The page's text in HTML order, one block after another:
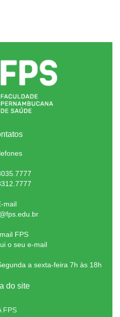
mail
FPS
o seu e-mail
a sexta-feira 7h às 18h
do site
FPS